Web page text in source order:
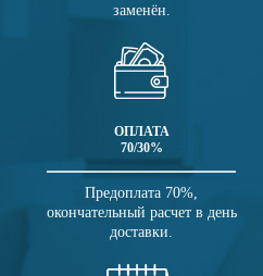
заменён.
ОПЛАТА
70/30%
Предоплата 70%,
окончательный расчет в день
доставки.